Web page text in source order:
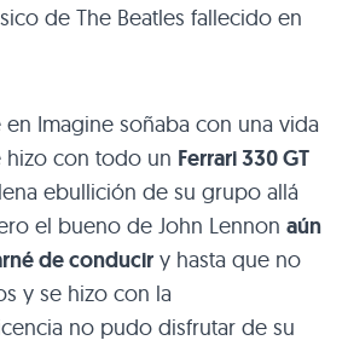
de The Beatles fallecido en
Imagine soñaba con una vida
hizo con todo un Ferrari 330 GT
ebullición de su grupo allá
el bueno de John Lennon aún
de conducir y hasta que no
y se hizo con la
no pudo disfrutar de su